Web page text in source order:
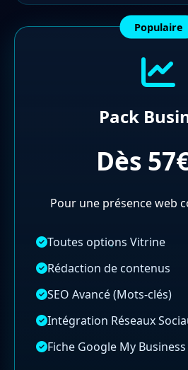
Pack
Dès
Pour une présence web
Toutes options Vitrine
Rédaction de contenus
SEO Avancé (Mots-clés)
Intégration Réseaux
Fiche Google My Business